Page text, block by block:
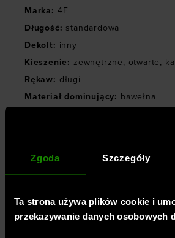
Zgoda Szczegóły
Ta strona używa plików cookie i
przekazywanie danych osobowych
Marka: 4F
Długość: standardowa
Dekolt: inny
Kieszenie: zewnętrzne, otwarte,
Rękaw: długi
Materiał dominujący: bawełna
Symbol
4FWMM00TSWSF1764-27M
OPINIE